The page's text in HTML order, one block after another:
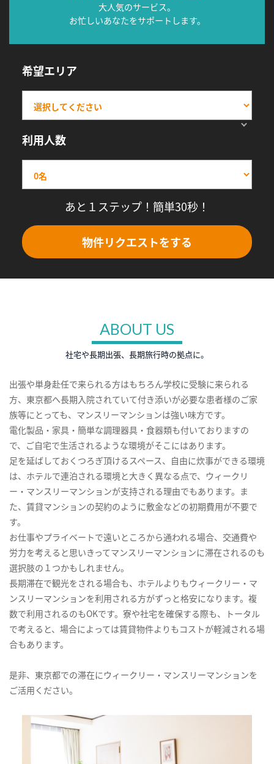
大人気のサービス。
お忙しいあなたをサポートします。
希望エリア
利用人数
あと１ステップ！簡単30秒！
物件リクエストをする
ABOUT US
社宅や長期出張、長期旅行時の拠点に。
出張や単身赴任で来られる方はもちろん学校に受験に来られる
方、東京都へ長期入院されていて付き添いが必要な患者様のご家
族等にとっても、マンスリーマンションは強い味方です。
電化製品・家具・簡単な調理器具・食器類も付いておりますの
で、ご自宅で生活されるような環境がそこにはあります。
足を延ばしておくつろぎ頂けるスペース、自由に炊事ができる環境
は、ホテルで連泊される環境と大きく異なる点で、ウィークリ
ー・マンスリーマンションが支持される理由でもあります。ま
た、賃貸マンションの契約のように敷金などの初期費用が不要で
す。
お仕事やプライベートで遠いところから通われる場合、交通費や
労力を考えると思いきってマンスリーマンションに滞在されるのも
選択肢の１つかもしれません。
長期滞在で観光をされる場合も、ホテルよりもウィークリー・マ
ンスリーマンションを利用される方がずっと格安になります。複
数で利用されるのもOKです。寮や社宅を確保する際も、トータル
で考えると、場合によっては賃貸物件よりもコストが軽減される場
合もあります。
是非、東京都での滞在にウィークリー・マンスリーマンションを
ご活用ください。